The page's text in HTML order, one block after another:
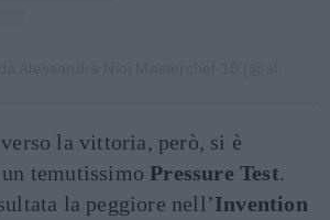
la vittoria, però, si è
temutissimoPressure Test.
la peggiore nell’Invention